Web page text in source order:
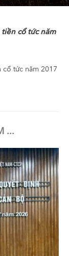
cổ tức năm
cổ tức năm 2017
...